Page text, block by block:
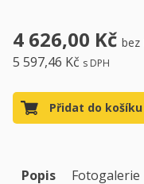
4 626,00 Kč bez
5 597,46 Kč s DPH
Přidat do košíku
Popis Fotogalerie